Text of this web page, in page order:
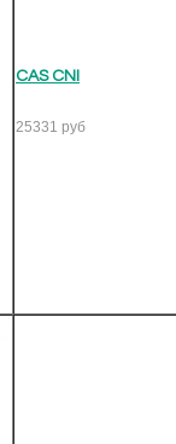
CAS CNI
25331 руб